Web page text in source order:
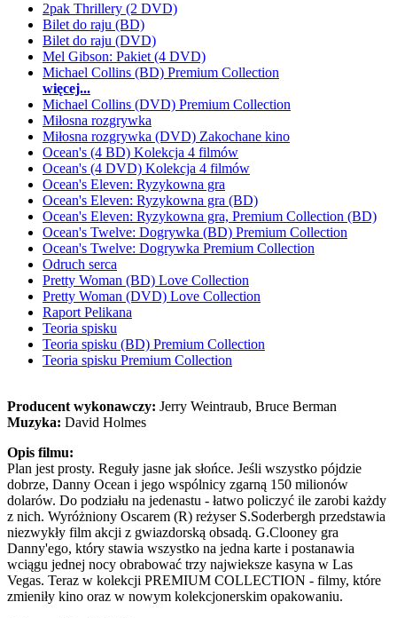
2pak Thrillery (2 DVD)
Bilet do raju (BD)
Bilet do raju (DVD)
Mel Gibson: Pakiet (4 DVD)
Michael Collins (BD) Premium Collection
więcej...
Michael Collins (DVD) Premium Collection
Miłosna rozgrywka
Miłosna rozgrywka (DVD) Zakochane kino
Ocean's (4 BD) Kolekcja 4 filmów
Ocean's (4 DVD) Kolekcja 4 filmów
Ocean's Eleven: Ryzykowna gra
Ocean's Eleven: Ryzykowna gra (BD)
Ocean's Eleven: Ryzykowna gra, Premium Collection (BD)
Ocean's Twelve: Dogrywka (BD) Premium Collection
Ocean's Twelve: Dogrywka Premium Collection
Odruch serca
Pretty Woman (BD) Love Collection
Pretty Woman (DVD) Love Collection
Raport Pelikana
Teoria spisku
Teoria spisku (BD) Premium Collection
Teoria spisku Premium Collection
Producent wykonawczy: Jerry Weintraub, Bruce Berman
Muzyka: David Holmes
Opis filmu:
Plan jest prosty. Reguły jasne jak słońce. Jeśli wszystko pójdzie
dobrze, Danny Ocean i jego wspólnicy zgarną 150 milionów
dolarów. Do podziału na jedenastu - łatwo policzyć ile zarobi każdy
z nich. Wyróżniony Oscarem (R) reżyser S.Soderbergh przedstawia
niezwykły film akcji z gwiazdorską obsadą. G.Clooney gra
Danny'ego, który stawia wszystko na jedna karte i postanawia
wciągu jednej nocy obrabować trzy najwieksze kasyna w Las
Vegas. Teraz w kolekcji PREMIUM COLLECTION - filmy, które
zmieniły kino oraz w nowym kolekcjonerskim opakowaniu.